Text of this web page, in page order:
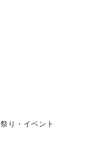
祭り・イベント